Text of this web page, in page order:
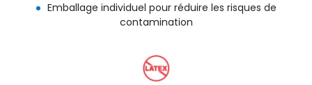
Emballage individuel pour réduire les risques de
contamination